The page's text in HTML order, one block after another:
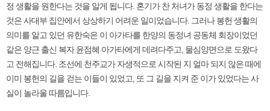
정 생활을 원한다는 것을 알게 됩니다. 혼기가 찬 처녀가 동정 생활을 한다는
것은 사대부 집안에서 상상하기 어려운 일이었습니다. 그러나 봉헌 생활의
의미를 알고 있던 유한숙은 이 아가타를 한양의 동정녀 공동체 회장이었던
같은 양근 출신 복자 윤점혜 아가타에게 데려다주고, 물심양면으로 도왔다
고 전해집니다. 조선에 천주교가 자생적으로 시작된 지 얼마 되지 않은 때에
이미 봉헌의 길을 걷는 이들이 있었고, 또 그 길을 지켜 준 이가 있었다는 사
실이 놀라울 따름입니다.